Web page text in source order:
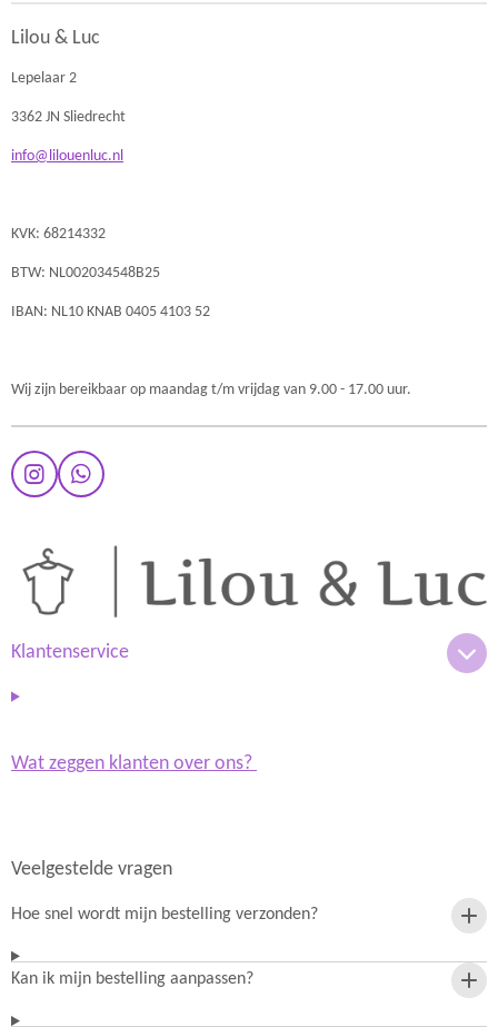
Lilou & Luc
Lepelaar 2
3362 JN Sliedrecht
info@lilouenluc.nl
KVK: 68214332
BTW: NL002034548B25
IBAN: NL10 KNAB 0405 4103 52
Wij zijn bereikbaar op maandag t/m vrijdag van 9.00 - 17.00 uur.
I
n
a
r
m
W
h
Klantenservice
Wat zeggen klanten over ons?
Veelgestelde vragen
Hoe snel wordt mijn bestelling verzonden?
Kan ik mijn bestelling aanpassen?